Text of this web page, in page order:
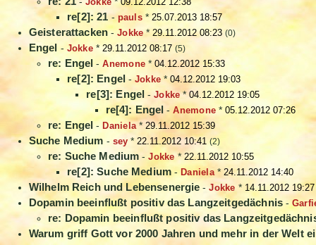
re[2]: 21-pauls* 25.07.2013 18:57
Geisterattacken-Jokke*29.11.2012 08:23 (0)
Engel - Jokke* 29.11.2012 08:17 (5)
re: Engel -Anemone *04.12.2012 15:33
re[2]: Engel -Jokke *04.12.2012 19:03
re[3]: Engel -Jokke*04.12.2012 19:05
re[4]: Engel -Anemone *05.12.2012 07:26
re: Engel - Daniela*29.11.2012 15:39
Suche Medium - sey *22.11.2012 10:41 (2)
re: Suche Medium -Jokke* 22.11.2012 10:55
re[2]: Suche Medium - Daniela* 24.11.2012 14:40
Wilhelm Reich und Lebensenergie -Jokke * 14.11.2012 19:27
Dopamin beeinflußt positiv das Langzeitgedächnis-
re: Dopamin beeinflußt positiv das
Warum griff Gott vor 2000 Jahren und mehr in der Welt